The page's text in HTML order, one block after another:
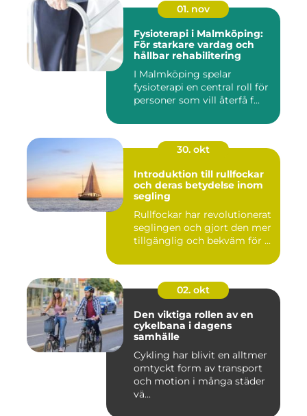
01. nov
Fysioterapi i Malmköping:
För starkare vardag och
hållbar rehabilitering
I Malmköping spelar
fysioterapi en central roll för
personer som vill återfå f...
30. okt
Introduktion till rullfockar
och deras betydelse inom
segling
Rullfockar har revolutionerat
seglingen och gjort den mer
tillgänglig och bekväm för ...
02. okt
Den viktiga rollen av en
cykelbana i dagens
samhälle
Cykling har blivit en alltmer
omtyckt form av transport
och motion i många städer
vä...